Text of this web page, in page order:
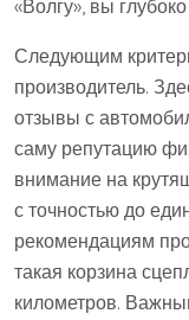
«Волгу», вы
Следующим
производитель.
отзывы с
саму репутацию
внимание на
с точностью до
рекомендациям
такая корзина
километров.